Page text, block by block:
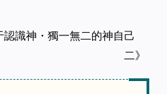
識神・獨一無二的神自己
二》